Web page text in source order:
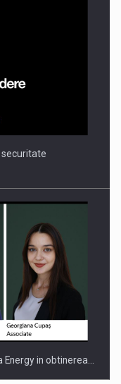
ON THE
securitate
Energy in obtinerea…